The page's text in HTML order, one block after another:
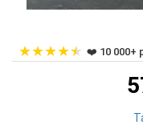
★★★★★ ❤️ 10 000+